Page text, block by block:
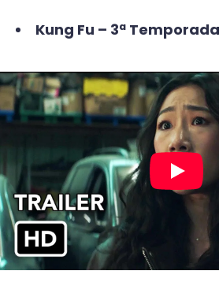
Kung Fu – 3ª Temporada